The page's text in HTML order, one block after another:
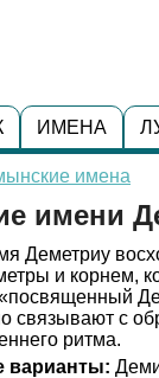
ИМЕНА
имена
имени
Деметриу
и корнем,
связывают с
ритма.
варианты: